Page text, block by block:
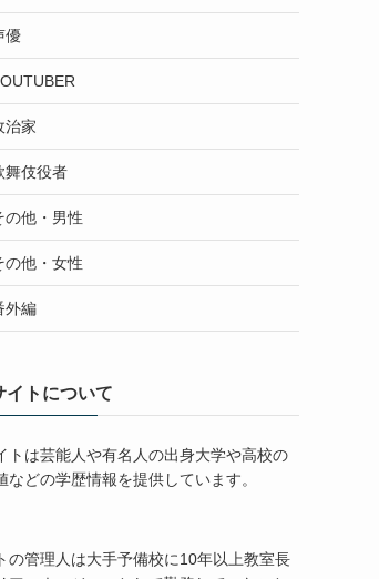
優
治家
舞伎役者
の他・男性
の他・女性
外編
イトについて
トは芸能人や有名人の出身大学や高校の
などの学歴情報を提供しています。
の管理人は大手予備校に10年以上教室長